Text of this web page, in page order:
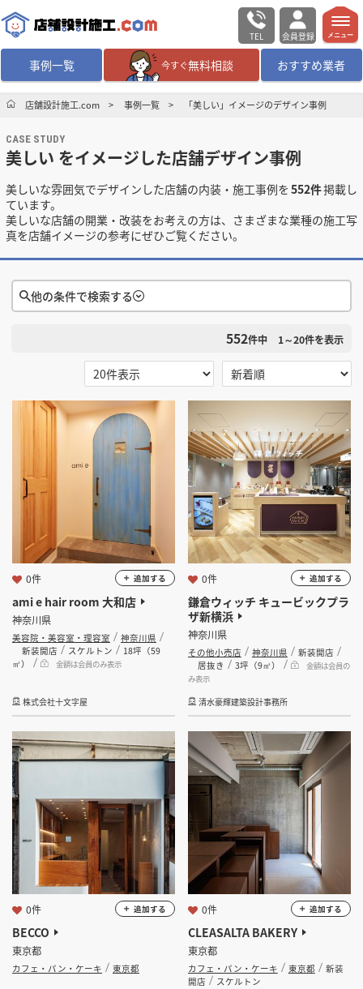
TEL 会員登録
事例一覧 今すぐ無料相談 おすすめ業者
無料相談 ログイン／会員登録
デザイン設計・施工業者を探す
店舗・商業施設の施工事例を探す
マッチング案件一覧
店舗設計施工.comとは
掲載希望のデザイン設計・施工会社様へ
店舗開業・改装を ご検討中の方へ
メニュー
店舗設計施工.com 事例一覧 「美しい」イメージのデザイン事例
CASE STUDY
美しい をイメージした店舗デザイン事例
美しいな雰囲気でデザインした店舗の内装・施工事例を552件掲載し
ています。
美しいな店舗の開業・改装をお考えの方は、さまざまな業種の施工写
真を店舗イメージの参考にぜひご覧ください。
他の条件で検索する
検索条件をクリア
選択する
設計・施工範囲 選択する
設計施工会社 選択する
金額
会員ログインすると検索できます。
坪 ～ 坪
検索する
552件中 1～20件を表示
ami e hair room 大和店
神奈川県
美容院・美容室・理容室
神奈川県
新装開店
スケルトン
18坪（59
㎡）
金額は会員のみ表示
株式会社十文字屋
0件 追加する
鎌倉ウィッチ キュービックプラ
ザ新横浜
神奈川県
その他小売店 神奈川県
新装開店
居抜き
3坪（9㎡）
金額は会員の
み表示
清水豪輝建築設計事務所
0件 追加する
BECCO
東京都
カフェ・パン・ケーキ 東京都
0件 追加する
CLEASALTA BAKERY
東京都
カフェ・パン・ケーキ 東京都
新装
開店
スケルトン
0件 追加する